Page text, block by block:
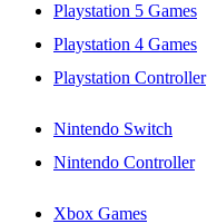
Playstation 5 Games
Playstation 4 Games
Playstation Controller
Nintendo Switch
Nintendo Controller
Xbox Games